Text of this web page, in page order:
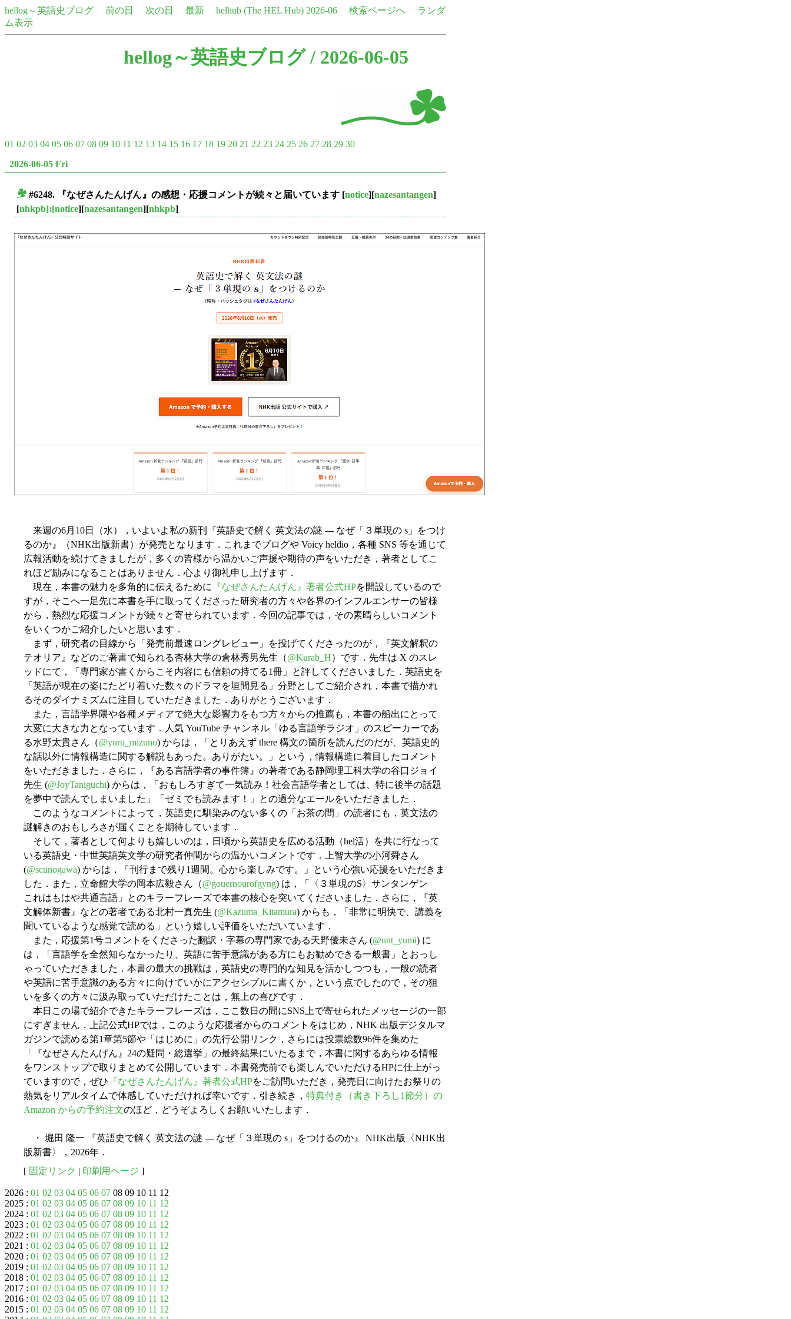
hellog～英語史ブログ 前の日 次の日 最新 helhub (The HEL Hub) 2026-06 検索ページへ
ランダ
ム表示
hellog～英語史ブログ/ 2026-06-05
01 02 03 04 05 06 07 08 09 10 11 12 13 14 15 16 17 18 19 20 21 22 23 24 25 26 27 28 29 30
2026-06-05 Fri
#6248. 『なぜさんたんげん』の感想・応援コメントが続々と届いています [notice][nazesantangen]
[nhkpb]:[notice][nazesantangen][nhkpb]
来週の6月10日（水），いよいよ私の新刊『英語史で解く 英文法の謎 --- なぜ「３単現の s」をつけ
るのか』（NHK出版新書）が発売となります．これまでブログや Voicy heldio，各種 SNS 等を通じて
広報活動を続けてきましたが，多くの皆様から温かいご声援や期待の声をいただき，著者としてこ
れほど励みになることはありません．心より御礼申し上げます．
現在，本書の魅力を多角的に伝えるために
『なぜさんたんげん』著者公式HPを開設しているので
すが，そこへ一足先に本書を手に取ってくださった研究者の方々や各界のインフルエンサーの皆様
から，熱烈な応援コメントが続々と寄せられています．今回の記事では，その素晴らしいコメント
をいくつかご紹介したいと思います．
まず，研究者の目線から「発売前最速ロングレビュー」を投げてくださったのが，『英文解釈の
テオリア』などのご著書で知られる杏林大学の倉林秀男先生（@Kurab_H）です．先生は X のスレ
ッドにて，「専門家が書くからこそ内容にも信頼の持てる1冊」と評してくださいました．英語史を
「英語が現在の姿にたどり着いた数々のドラマを垣間見る」分野としてご紹介され，本書で描かれ
るそのダイナミズムに注目していただきました．ありがとうございます．
また，言語学界隈や各種メディアで絶大な影響力をもつ方々からの推薦も，本書の船出にとって
大変に大きな力となっています．人気 YouTube チャンネル「ゆる言語学ラジオ」のスピーカーであ
る水野太貴さん（@yuru_mizuno) からは，「とりあえず there 構文の箇所を読んだのだが、英語史的
な話以外に情報構造に関する解説もあった。ありがたい。」という，情報構造に着目したコメント
をいただきました．さらに，『ある言語学者の事件簿』の著者である静岡理工科大学の谷口ジョイ
先生 (@JoyTaniguchi) からは，「おもしろすぎて一気読み！社会言語学者としては、特に後半の話題
を夢中で読んでしまいました」「ゼミでも読みます！」との過分なエールをいただきました．
このようなコメントによって，英語史に馴染みのない多くの「お茶の間」の読者にも，英文法の
謎解きのおもしろさが届くことを期待しています．
そして，著者として何よりも嬉しいのは，日頃から英語史を広める活動（hel活）を共に行なって
いる英語史・中世英語英文学の研究者仲間からの温かいコメントです．上智大学の小河舜さん
(@scunogawa) からは，「刊行まで残り1週間。心から楽しみです。」という心強い応援をいただきま
した．また，立命館大学の岡本広毅さん（@gouernourofgyng) は，「〈３単現のS〉サンタンゲン
これはもはや共通言語」とのキラーフレーズで本書の核心を突いてくださいました．さらに，『英
文解体新書』などの著者である北村一真先生 (@Kazuma_Kitamura) からも，「非常に明快で、講義を
聞いているような感覚で読める」という嬉しい評価をいただいています．
また，応援第1号コメントをくださった翻訳・字幕の専門家である天野優未さん (@unt_yumi) に
は，「言語学を全然知らなかったり、英語に苦手意識がある方にもお勧めできる一般書」とおっし
ゃっていただきました．本書の最大の挑戦は，英語史の専門的な知見を活かしつつも，一般の読者
や英語に苦手意識のある方々に向けていかにアクセシブルに書くか，という点でしたので，その狙
いを多くの方々に汲み取っていただけたことは，無上の喜びです．
本日この場で紹介できたキラーフレーズは，ここ数日の間にSNS上で寄せられたメッセージの一部
にすぎません．上記公式HPでは，このような応援者からのコメントをはじめ，NHK 出版デジタルマ
ガジンで読める第1章第5節や「はじめに」の先行公開リンク，さらには投票総数96件を集めた
「『なぜさんたんげん』24の疑問・総選挙」の最終結果にいたるまで，本書に関するあらゆる情報
をワンストップで取りまとめて公開しています．本書発売前でも楽しんでいただけるHPに仕上がっ
ていますので，ぜひ 『なぜさんたんげん』著者公式HPをご訪問いただき，発売日に向けたお祭りの
熱気をリアルタイムで体感していただければ幸いです．引き続き， 特典付き（書き下ろし1節分）の
Amazon からの予約注文のほど，どうぞよろしくお願いいたします．
・ 堀田 隆一 『英語史で解く 英文法の謎 --- なぜ「３単現の s」をつけるのか』 NHK出版〈NHK出
版新書〉，2026年．
[ 固定リンク | 印刷用ページ ]
2026 : 01 02 03 04 05 06 07 08 09 10 11 12
2025 : 01 02 03 04 05 06 07 08 09 10 11 12
2024 : 01 02 03 04 05 06 07 08 09 10 11 12
2023 : 01 02 03 04 05 06 07 08 09 10 11 12
2022 : 01 02 03 04 05 06 07 08 09 10 11 12
2021 : 01 02 03 04 05 06 07 08 09 10 11 12
2020 : 01 02 03 04 05 06 07 08 09 10 11 12
2019 : 01 02 03 04 05 06 07 08 09 10 11 12
2018 : 01 02 03 04 05 06 07 08 09 10 11 12
2017 : 01 02 03 04 05 06 07 08 09 10 11 12
2016 : 01 02 03 04 05 06 07 08 09 10 11 12
2015 : 01 02 03 04 05 06 07 08 09 10 11 12